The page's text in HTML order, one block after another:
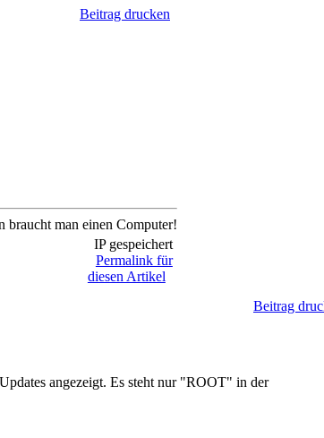
Beitrag drucken
braucht man einen Computer!
IP gespeichert
Permalink für
diesen Artikel
Beitrag
angezeigt. Es steht nur "ROOT" in der